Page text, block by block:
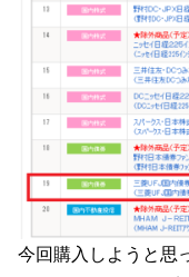
今回購入しようと思